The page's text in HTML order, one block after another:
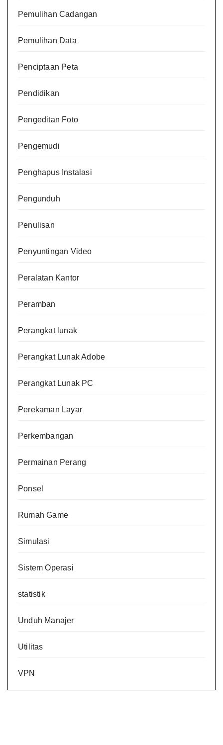
Pemulihan Cadangan
Pemulihan Data
Penciptaan Peta
Pendidikan
Pengeditan Foto
Pengemudi
Penghapus Instalasi
Pengunduh
Penulisan
Penyuntingan Video
Peralatan Kantor
Peramban
Perangkat lunak
Perangkat Lunak Adobe
Perangkat Lunak PC
Perekaman Layar
Perkembangan
Permainan Perang
Ponsel
Rumah Game
Simulasi
Sistem Operasi
statistik
Unduh Manajer
Utilitas
VPN